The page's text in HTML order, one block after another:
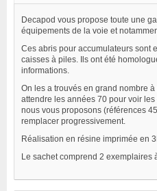
Decapod vous propose toute une
équipements de la voie et
Ces abris pour accumulateurs sont
caisses à piles. Ils ont été
informations.
On les a trouvés en grand nombre
attendre les années 70 pour voir
nous vous proposons (références
remplacer progressivement.
Réalisation en résine imprimée en
Le sachet comprend 2 exemplaires